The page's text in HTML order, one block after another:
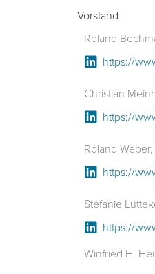
Vorstand
Roland
https://
Christian
https://
Roland
https://
Stefanie
https://
Winfried H.